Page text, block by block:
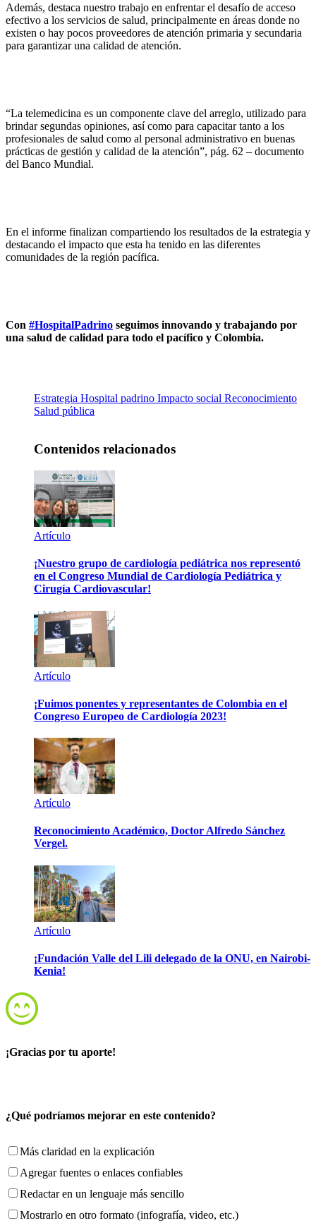
Además, destaca nuestro trabajo en enfrentar el desafío de acceso
efectivo a los servicios de salud, principalmente en áreas donde no
existen o hay pocos proveedores de atención primaria y secundaria
para garantizar una calidad de atención.
“La telemedicina es un componente clave del arreglo, utilizado para
brindar segundas opiniones, así como para capacitar tanto a los
profesionales de salud como al personal administrativo en buenas
prácticas de gestión y calidad de la atención”, pág. 62 – documento
del Banco Mundial.
En el informe finalizan compartiendo los resultados de la estrategia y
destacando el impacto que esta ha tenido en las diferentes
comunidades de la región pacífica.
Con #HospitalPadrino seguimos innovando y trabajando por
una salud de calidad para todo el pacífico y Colombia.
Estrategia Hospital padrino Impacto social Reconocimiento
Salud pública
Contenidos relacionados
Artículo
¡Nuestro grupo de cardiología pediátrica nos representó
en el Congreso Mundial de Cardiología Pediátrica y
Cirugía Cardiovascular!
Artículo
¡Fuimos ponentes y representantes de Colombia en el
Congreso Europeo de Cardiología 2023!
Artículo
Reconocimiento Académico, Doctor Alfredo Sánchez
Vergel.
Artículo
¡Fundación Valle del Lili delegado de la ONU, en Nairobi-
Kenia!
¡Gracias por tu aporte!
¿Qué podríamos mejorar en este contenido?
Más claridad en la explicación
Agregar fuentes o enlaces confiables
Redactar en un lenguaje más sencillo
Mostrarlo en otro formato (infografía, video, etc.)